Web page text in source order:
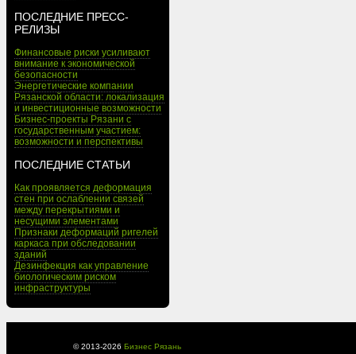
ПОСЛЕДНИЕ ПРЕСС-
РЕЛИЗЫ
Финансовые риски усиливают
внимание к экономической
безопасности
Энергетические компании
Рязанской области: локализация
и инвестиционные возможности
Бизнес-проекты Рязани с
государственным участием:
возможности и перспективы
ПОСЛЕДНИЕ СТАТЬИ
Как проявляется деформация
стен при ослаблении связей
между перекрытиями и
несущими элементами
Признаки деформаций ригелей
каркаса при обследовании
зданий
Дезинфекция как управление
биологическим риском
инфраструктуры
© 2013-2026 Бизнес Рязань